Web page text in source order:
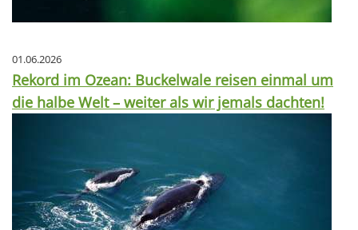
01.06.2026
Rekord im Ozean: Buckelwale reisen einmal um
die halbe Welt – weiter als wir jemals dachten!